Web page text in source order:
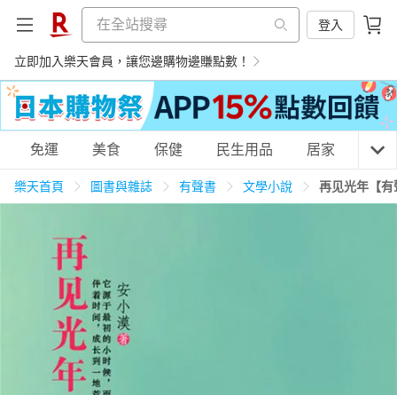
登入
立即加入樂天會員，讓您邊購物邊賺點數！
購物網分類
天天免運
居家生活
女裝
免運 美食 保健 民生用品 居家 3C
樂天首頁 圖書與雜誌 有聲書 文學小說 再见光年【有